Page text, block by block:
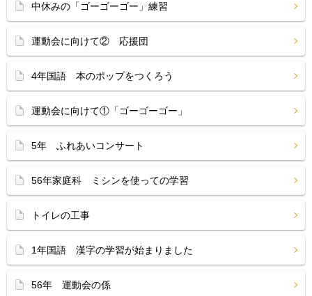
中休みの「ゴーゴーゴー」練習
運動会に向けて② 応援団
4年国語 本のポップをつくろう
運動会に向けて①「ゴーゴーゴー」
5年 ふれあいコンサート
56年家庭科 ミシンを使っての学習
トイレの工事
1年国語 漢字の学習が始まりました
56年 運動会の係